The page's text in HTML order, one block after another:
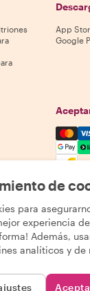
App
Google
| Política de
sitio
de
para
experiencia
Además,
analíticos y de